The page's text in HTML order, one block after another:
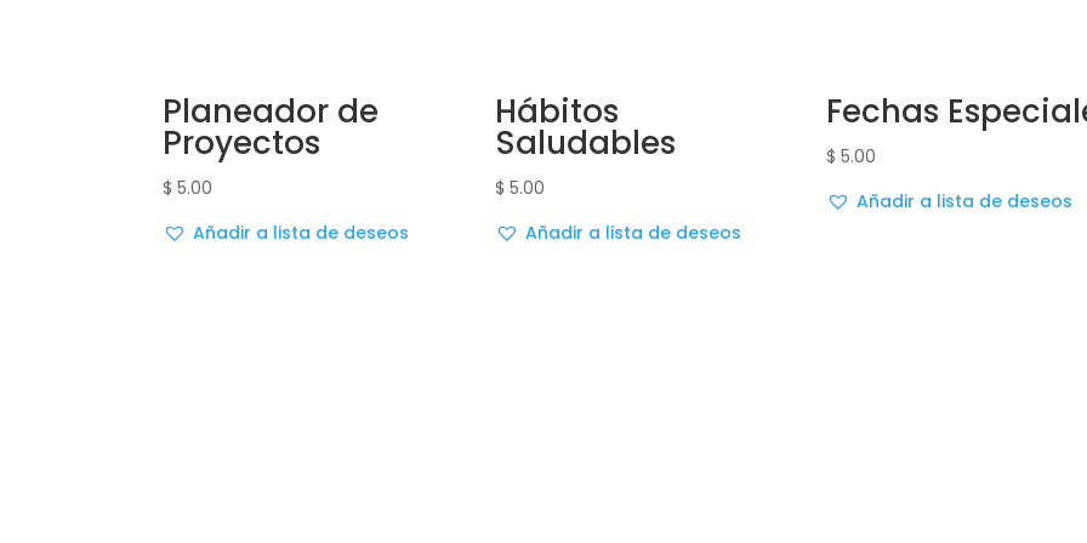
Planeador de
Proyectos
$ 5.00
Añadir a lista de deseos
Hábitos
Saludables
$ 5.00
Añadir a lista de deseos
Fechas
$ 5.00
Añadir a lista de deseos